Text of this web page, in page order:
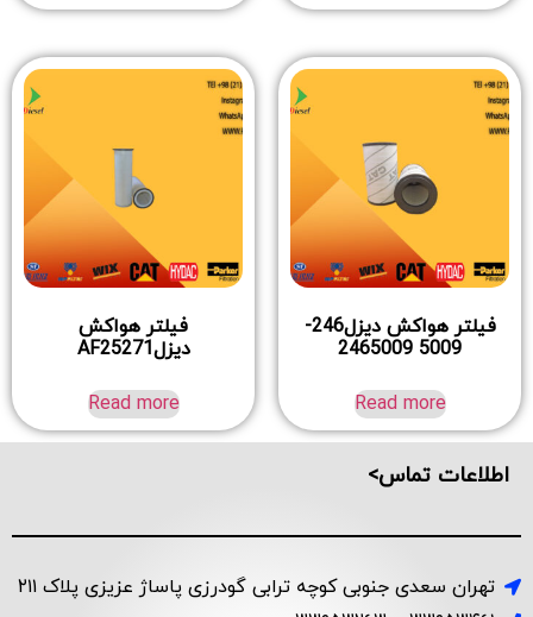
فیلتر هواکش دیزل246-
5009 2465009
Read more
فیلتر هواکش
دیزلAF25271
Read more
اطلاعات تماس>
تهران سعدی جنوبی کوچه ترابی گودرزی پاساژ عزیزی پلاک ۲۱۱